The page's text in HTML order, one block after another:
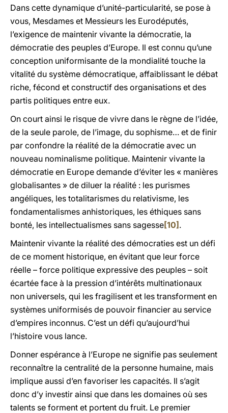
Dans cette dynamique d’unité-particularité, se pose à
vous, Mesdames et Messieurs les Eurodéputés,
l’exigence de maintenir vivante la démocratie, la
démocratie des peuples d’Europe. Il est connu qu’une
conception uniformisante de la mondialité touche la
vitalité du système démocratique, affaiblissant le débat
riche, fécond et constructif des organisations et des
partis politiques entre eux.
On court ainsi le risque de vivre dans le règne de l’idée,
de la seule parole, de l’image, du sophisme… et de finir
par confondre la réalité de la démocratie avec un
nouveau nominalisme politique. Maintenir vivante la
démocratie en Europe demande d’éviter les « manières
globalisantes » de diluer la réalité : les purismes
angéliques, les totalitarismes du relativisme, les
fondamentalismes anhistoriques, les éthiques sans
bonté, les intellectualismes sans sagesse[10] .
Maintenir vivante la réalité des démocraties est un défi
de ce moment historique, en évitant que leur force
réelle – force politique expressive des peuples – soit
écartée face à la pression d’intérêts multinationaux
non universels, qui les fragilisent et les transforment en
systèmes uniformisés de pouvoir financier au service
d’empires inconnus. C’est un défi qu’aujourd’hui
l’histoire vous lance.
Donner espérance à l’Europe ne signifie pas seulement
reconnaître la centralité de la personne humaine, mais
implique aussi d’en favoriser les capacités. Il s’agit
donc d’y investir ainsi que dans les domaines où ses
talents se forment et portent du fruit. Le premier